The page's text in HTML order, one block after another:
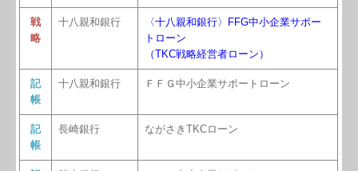
戦
略
十八親和銀行
〈十八親和銀行〉FFG中小企業サポー
トローン
（TKC戦略経営者ローン）
記
帳
十八親和銀行 ＦＦＧ中小企業サポートローン
記
帳
長崎銀行 ながさきTKCローン